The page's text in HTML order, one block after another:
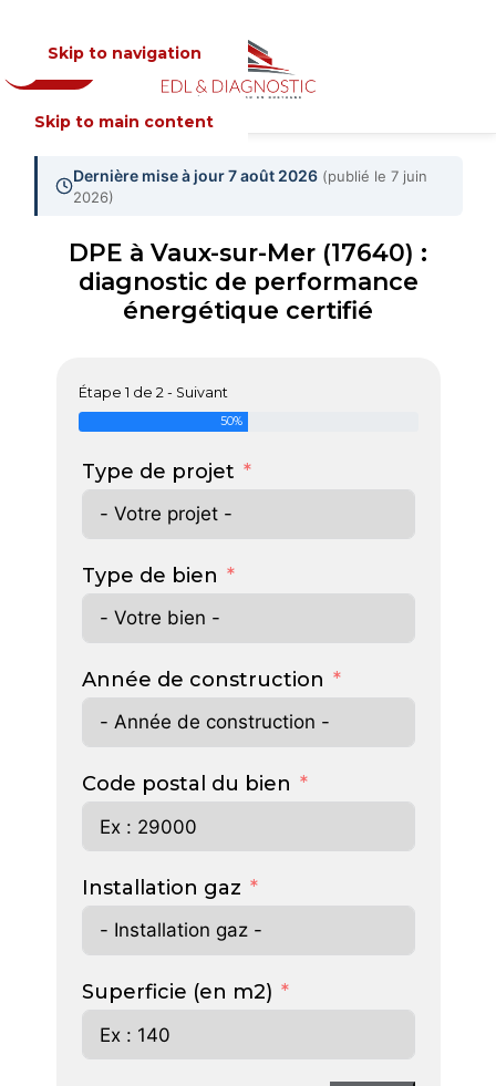
Skip to navigation
Skip to main content
MENU
Dernière mise à jour 7 août 2026 (publié le 7 juin
2026)
DPE à Vaux-sur-Mer (17640) :
diagnostic de performance
énergétique certifié
Étape 1 de 2 - Suivant
50%
Type de projet
Type de bien
Année de construction
Code postal du bien
Installation gaz
Superficie (en m2)